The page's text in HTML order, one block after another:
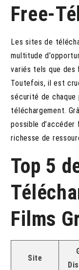
Free-
Les sites de
multitude
variés tels que des
Toutefois, il est
sécurité de chaque
téléchargement.
possible
richesse de
Top 5
Films
Site